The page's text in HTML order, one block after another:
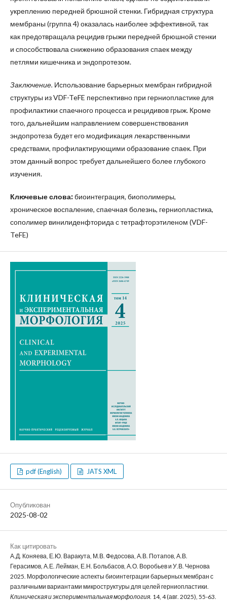
укреплению передней брюшной стенки. Гибридная структура
мембраны (группа 4) оказалась наиболее эффективной, так
как предотвращала рецидив грыжи передней брюшной стенки
и способствовала снижению образования спаек между
петлями кишечника и эндопротезом.
Заключение. Использование барьерных мембран гибридной
структуры из VDF-TeFE перспективно при герниопластике для
профилактики спаечного процесса и рецидивов грыж. Кроме
того, дальнейшим направлением совершенствования
эндопротеза будет его модификация лекарственными
средствами, профилактирующими образование спаек. При
этом данный вопрос требует дальнейшего более глубокого
изучения.
Ключевые слова:биоинтеграция, биополимеры,
хроническое воспаление, спаечная болезнь, гернио­пластика,
сополимер винилиденфторида с тетрафторэтиленом (VDF-
TeFE)
pdf (English) JATS XML
Опубликован
2025-08-02
Как цитировать
А.Д. Коняева, Е.Ю. Варакута, М.В. Федосова, А.В. Потапов, А.В.
Герасимов, А.Е. Лейман, Е.Н. Больбасов, А.О. Воробьев и У.В. Чернова
2025. Морфологические аспекты биоинтеграции барьерных мембран с
различными вариантами микроструктуры для целей герниопластики.
Клиническая и экспериментальная морфология . 14, 4 (авг. 2025), 55-63.